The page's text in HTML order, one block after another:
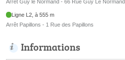
Arrêt Guy le Normand - 66 Rue Guy Le Normand
Ligne L2, à 555 m
Arrêt Papillons - 1 Rue des Papillons
Informations